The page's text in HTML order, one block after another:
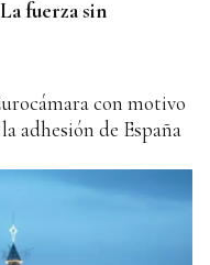
fuerza sin
con motivo
adhesión de España